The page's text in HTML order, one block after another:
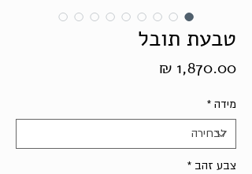
טבעת תובל
מידה *
צבע זהב *